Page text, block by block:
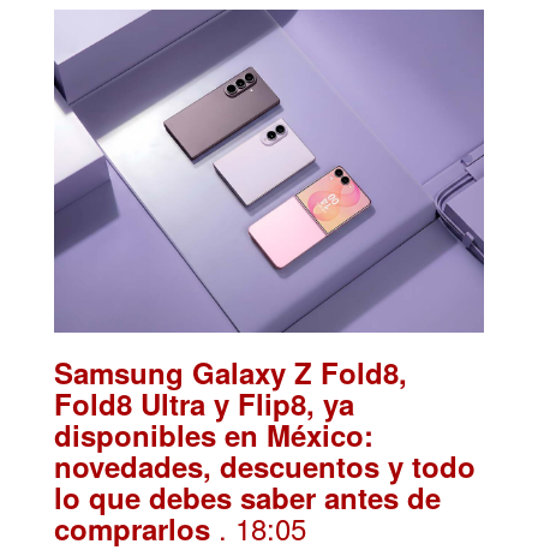
Samsung Galaxy Z Fold8,
Fold8 Ultra y Flip8, ya
disponibles en México:
novedades, descuentos y todo
lo que debes saber antes de
comprarlos . 18:05